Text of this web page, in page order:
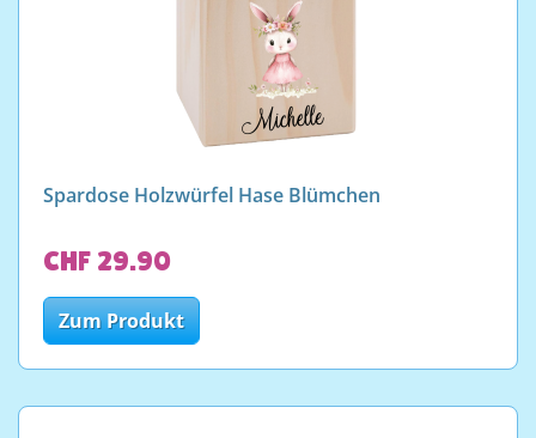
Spardose Holzwürfel Hase Blümchen
CHF 29.90
Zum Produkt